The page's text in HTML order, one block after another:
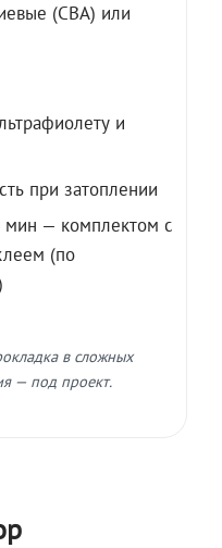
(СВА) или
и
при затоплении
мин — комплектом с
(по
в сложных
— под проект.